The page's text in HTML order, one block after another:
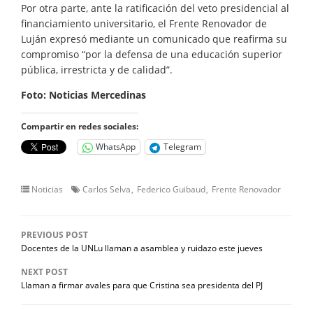
Por otra parte, ante la ratificación del veto presidencial al
financiamiento universitario, el Frente Renovador de
Luján expresó mediante un comunicado que reafirma su
compromiso “por la defensa de una educación superior
pública, irrestricta y de calidad”.
Foto: Noticias Mercedinas
Compartir en redes sociales:
WhatsApp
Telegram
Noticias Carlos Selva Federico Guibaud Frente Renovador
PREVIOUS POST
Docentes de la UNLu llaman a asamblea y ruidazo este jueves
NEXT POST
Llaman a firmar avales para que Cristina sea presidenta del PJ